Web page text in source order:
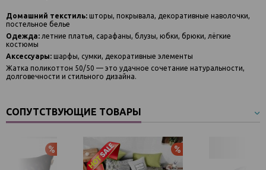
Домашний текстиль: шторы, покрывала, декоративные наволочки,
постельное белье
Одежда: летние платья, сарафаны, блузы, юбки, брюки, лёгкие
костюмы
Аксессуары: шарфы, сумки, декоративные элементы
Жатка поликоттон 50/50 — это удачное сочетание натуральности,
долговечности и стильного дизайна.
СОПУТСТВУЮЩИЕ ТОВАРЫ